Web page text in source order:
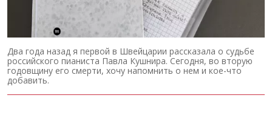
Два года назад я первой в Швейцарии рассказала о судьбе
российского пианиста Павла Кушнира. Сегодня, во вторую
годовщину его смерти, хочу напомнить о нем и кое-что
добавить.